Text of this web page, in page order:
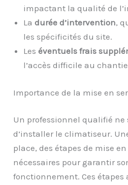
impactant la qualité de
Ladurée d’intervention,
les spécificités du site.
Leséventuels frais
l’accès difficile au
Importance de la mise en
Un professionnel qualifié ne
d’installer le climatiseur.
place, des étapes de mise
nécessaires pour garantir
fonctionnement. Ces